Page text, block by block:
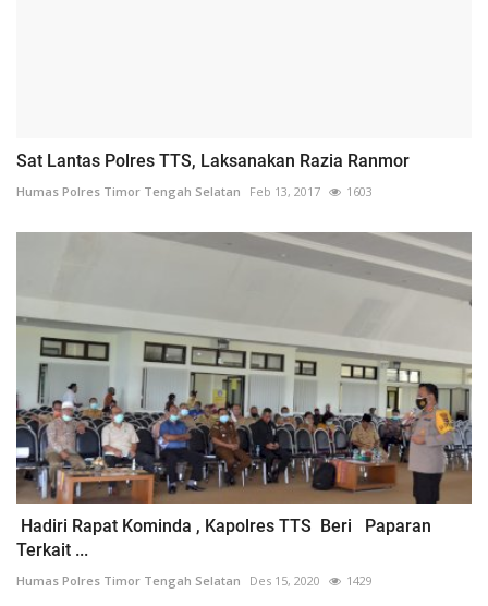
Sat Lantas Polres TTS, Laksanakan Razia Ranmor
Humas Polres Timor Tengah Selatan Feb 13, 2017 1603
Hadiri Rapat Kominda , Kapolres TTS Beri Paparan
Terkait ...
Humas Polres Timor Tengah Selatan Des 15, 2020 1429